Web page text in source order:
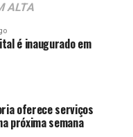
ALTA
é inaugurado em
oferece serviços
próxima semana